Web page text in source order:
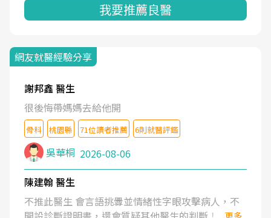
我要推薦良醫
網友就醫經驗分享
謝邦鑫 醫生
很後悔帶媽媽去給他開
骨科 桃園縣 71位讀者推薦 6則就醫評鑑
吳華桐 2026-08-06
陳建翰 醫生
不推此醫生 會言語挑釁並情緒性字眼攻擊病人，不
更多